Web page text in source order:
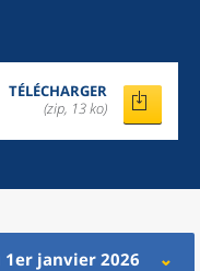
TÉLÉCHARGER
(zip, 13 ko)
1er janvier 2026